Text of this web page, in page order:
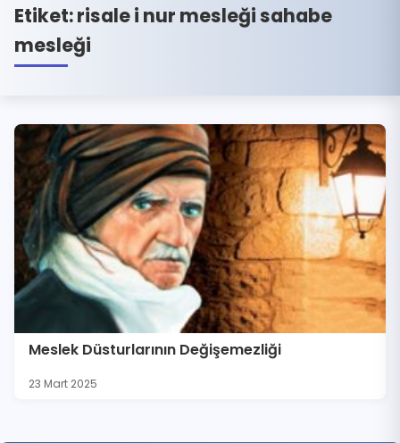
Etiket:risale i nur mesleği sahabe
mesleği
Meslek Düsturlarının Değişemezliği
23 Mart 2025